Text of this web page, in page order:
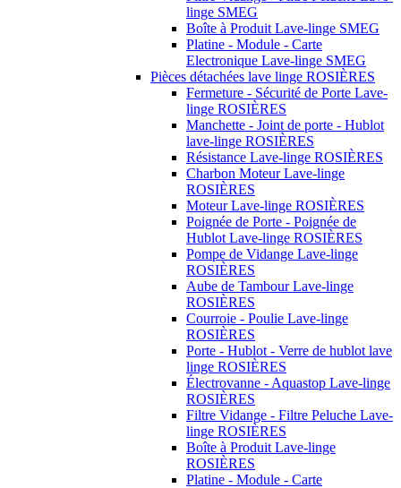
linge SMEG
Boîte à Produit Lave-linge SMEG
Platine - Module - Carte
Electronique Lave-linge SMEG
Pièces détachées lave linge ROSIÈRES
Fermeture - Sécurité de Porte Lave-
linge ROSIÈRES
Manchette - Joint de porte - Hublot
lave-linge ROSIÈRES
Résistance Lave-linge ROSIÈRES
Charbon Moteur Lave-linge
ROSIÈRES
Moteur Lave-linge ROSIÈRES
Poignée de Porte - Poignée de
Hublot Lave-linge ROSIÈRES
Pompe de Vidange Lave-linge
ROSIÈRES
Aube de Tambour Lave-linge
ROSIÈRES
Courroie - Poulie Lave-linge
ROSIÈRES
Porte - Hublot - Verre de hublot lave
linge ROSIÈRES
Électrovanne - Aquastop Lave-linge
ROSIÈRES
Filtre Vidange - Filtre Peluche Lave-
linge ROSIÈRES
Boîte à Produit Lave-linge
ROSIÈRES
Platine - Module - Carte